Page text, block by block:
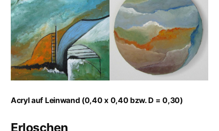
Acryl auf Leinwand (0,40 x 0,40 bzw. D = 0,30)
Erloschen